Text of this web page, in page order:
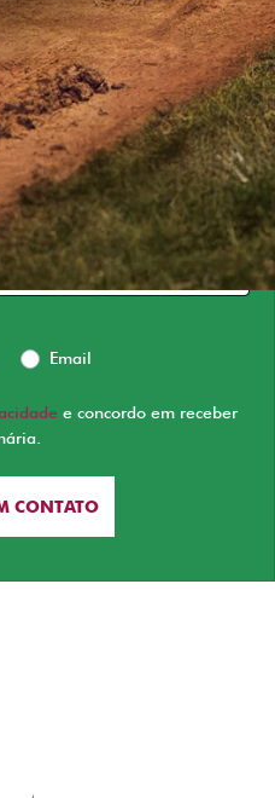
Email
e concordo em receber
CONTATO